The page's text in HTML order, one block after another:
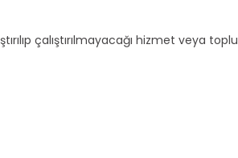
çalıştırılmayacağı hizmet veya toplu